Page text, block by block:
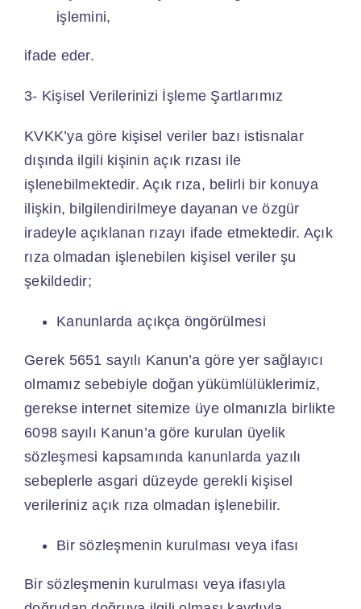
işlemini,
ifade eder.
3- Kişisel Verilerinizi İşleme Şartlarımız
KVKK’ya göre kişisel veriler bazı istisnalar
dışında ilgili kişinin açık rızası ile
işlenebilmektedir. Açık rıza, belirli bir konuya
ilişkin, bilgilendirilmeye dayanan ve özgür
iradeyle açıklanan rızayı ifade etmektedir. Açık
rıza olmadan işlenebilen kişisel veriler şu
şekildedir;
Kanunlarda açıkça öngörülmesi
Gerek 5651 sayılı Kanun’a göre yer sağlayıcı
olmamız sebebiyle doğan yükümlülüklerimiz,
gerekse internet sitemize üye olmanızla birlikte
6098 sayılı Kanun’a göre kurulan üyelik
sözleşmesi kapsamında kanunlarda yazılı
sebeplerle asgari düzeyde gerekli kişisel
verileriniz açık rıza olmadan işlenebilir.
Bir sözleşmenin kurulması veya ifası
Bir sözleşmenin kurulması veya ifasıyla